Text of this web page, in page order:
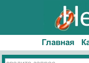
Главная